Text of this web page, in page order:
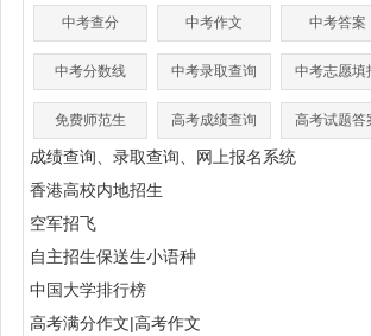
中考查分 中考作文 中考答案
中考分数线 中考录取查询 中考志愿填
免费师范生 高考成绩查询 高考试题答
成绩查询、录取查询、网上报名系统
香港高校内地招生
空军招飞
自主招生保送生小语种
中国大学排行榜
高考满分作文|高考作文